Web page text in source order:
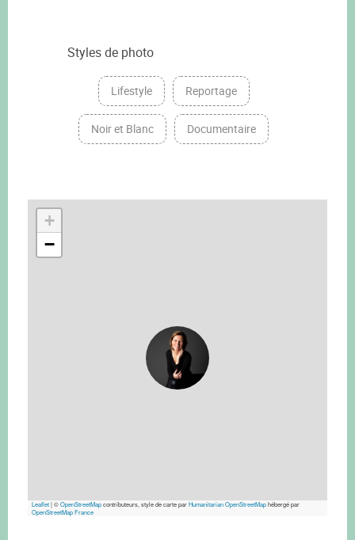
Styles de photo
Lifestyle Reportage
Noir et Blanc Documentaire
+
−
Leaflet|©OpenStreetMapcontributeurs, style de carte parHumanitarian OpenStreetMaphébergé par
OpenStreetMap France